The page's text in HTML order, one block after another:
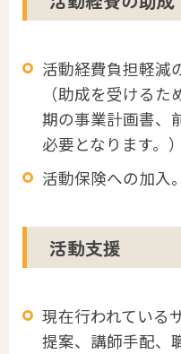
活動経費負担軽減
（助成を受ける
期の事業計画書、
必要となります。）
活動保険への加入。
活動支援
現在行われている
提案、講師手配、